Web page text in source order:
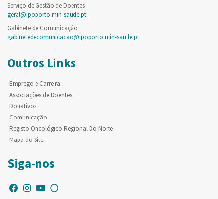
Serviço de Gestão de Doentes
geral@ipoporto.min-saude.pt
Gabinete de Comunicação
gabinetedecomunicacao@ipoporto.min-saude.pt
Outros Links
Emprego e Carreira
Associações de Doentes
Donativos
Comunicação
Registo Oncológico Regional Do Norte
Mapa do Site
Siga-nos